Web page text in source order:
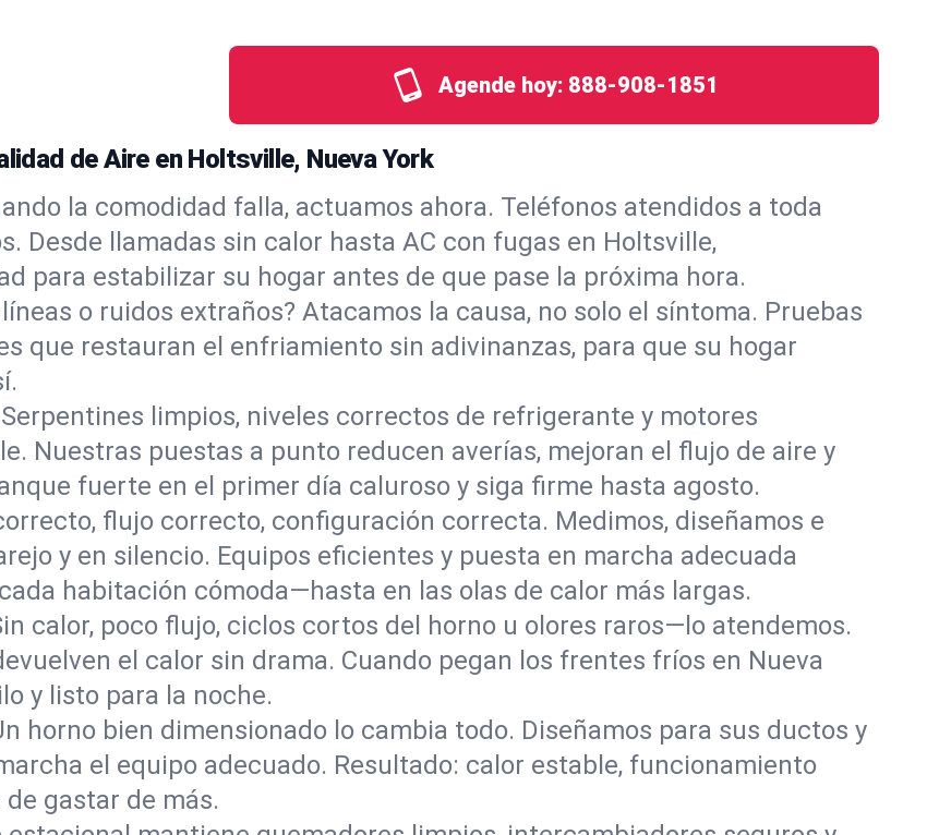
Agende hoy: 888-908-1851
de Aire en Holtsville, Nueva York
la comodidad falla, actuamos ahora. Teléfonos atendidos a toda
Desde llamadas sin calor hasta AC con fugas en Holtsville,
para estabilizar su hogar antes de que pase la próxima hora.
o ruidos extraños? Atacamos la causa, no solo el síntoma. Pruebas
que restauran el enfriamiento sin adivinanzas, para que su hogar
Serpentines limpios, niveles correctos de refrigerante y motores
Nuestras puestas a punto reducen averías, mejoran el flujo de aire y
fuerte en el primer día caluroso y siga firme hasta agosto.
flujo correcto, configuración correcta. Medimos, diseñamos e
y en silencio. Equipos eficientes y puesta en marcha adecuada
habitación cómoda—hasta en las olas de calor más largas.
calor, poco flujo, ciclos cortos del horno u olores raros—lo atendemos.
el calor sin drama. Cuando pegan los frentes fríos en Nueva
y listo para la noche.
horno bien dimensionado lo cambia todo. Diseñamos para sus ductos y
el equipo adecuado. Resultado: calor estable, funcionamiento
gastar de más.